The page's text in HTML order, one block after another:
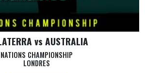
vs AUSTRALIA
NATIONS CHAMPIONSHIP
LONDRES